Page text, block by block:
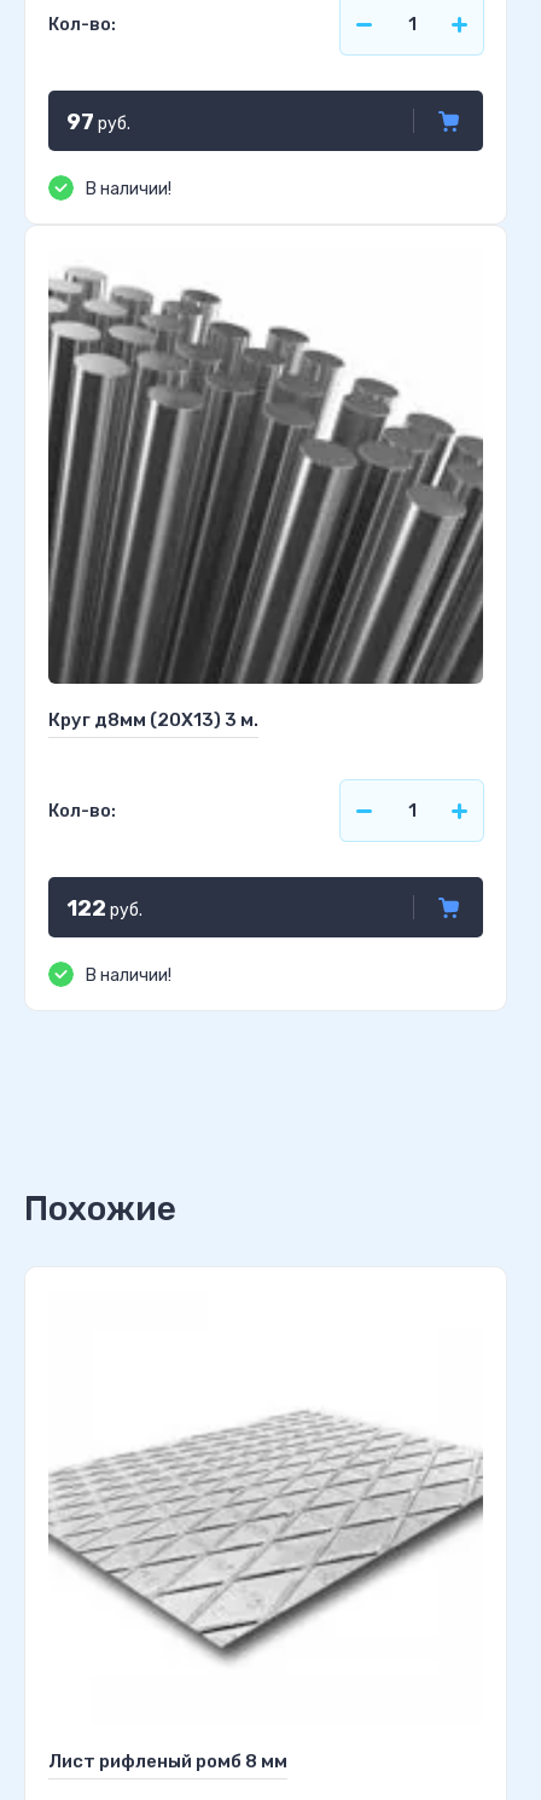
Кол-во:
97 руб.
В наличии!
Круг д8мм (20Х13) 3 м.
Кол-во:
122 руб.
В наличии!
Похожие
Лист рифленый ромб 8 мм